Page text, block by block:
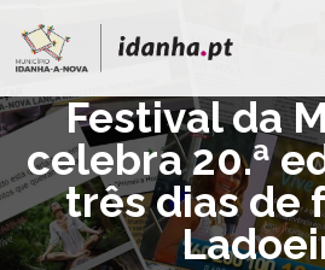
Festival da
celebra 20.ª
três dias de